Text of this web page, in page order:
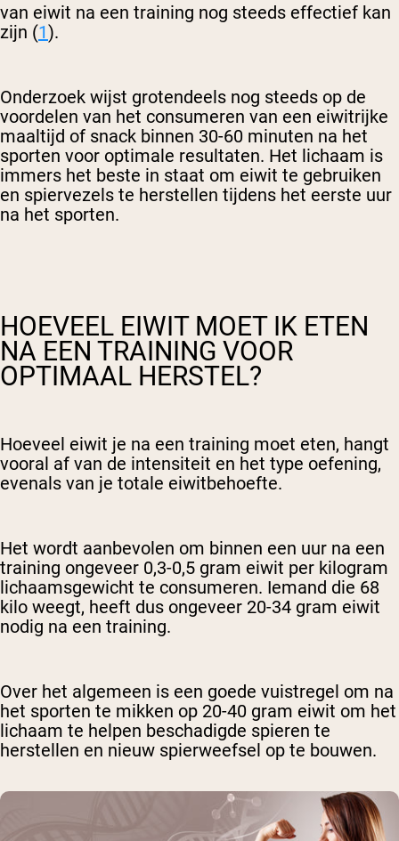
van eiwit na een training nog steeds effectief kan
zijn (1).
Onderzoek wijst grotendeels nog steeds op de
voordelen van het consumeren van een eiwitrijke
maaltijd of snack binnen 30-60 minuten na het
sporten voor optimale resultaten. Het lichaam is
immers het beste in staat om eiwit te gebruiken
en spiervezels te herstellen tijdens het eerste uur
na het sporten.
HOEVEEL EIWIT MOET IK ETEN
NA EEN TRAINING VOOR
OPTIMAAL HERSTEL?
Hoeveel eiwit je na een training moet eten, hangt
vooral af van de intensiteit en het type oefening,
evenals van je totale eiwitbehoefte.
Het wordt aanbevolen om binnen een uur na een
training ongeveer 0,3-0,5 gram eiwit per kilogram
lichaamsgewicht te consumeren. Iemand die 68
kilo weegt, heeft dus ongeveer 20-34 gram eiwit
nodig na een training.
Over het algemeen is een goede vuistregel om na
het sporten te mikken op 20-40 gram eiwit om het
lichaam te helpen beschadigde spieren te
herstellen en nieuw spierweefsel op te bouwen.